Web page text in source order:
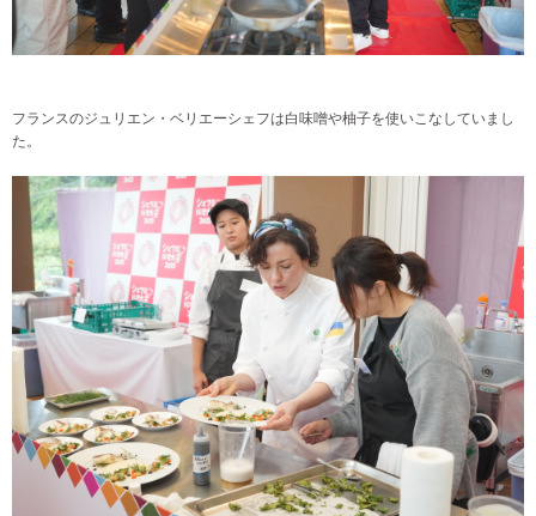
フランスのジュリエン・ベリエーシェフは白味噌や柚子を使いこなしていまし
た。